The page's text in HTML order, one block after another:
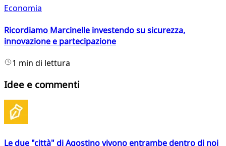
Economia
Ricordiamo Marcinelle investendo su sicurezza,
innovazione e partecipazione
1 min di lettura
Idee e commenti
Le due "città" di Agostino vivono entrambe dentro di noi